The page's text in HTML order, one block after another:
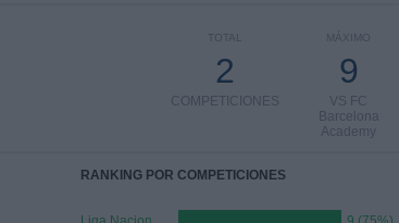
MÁXIMO
9
VS FC
Barcelona
Academy
TOTAL
2
COMPETICIONES
RANKING POR COMPETICIONES